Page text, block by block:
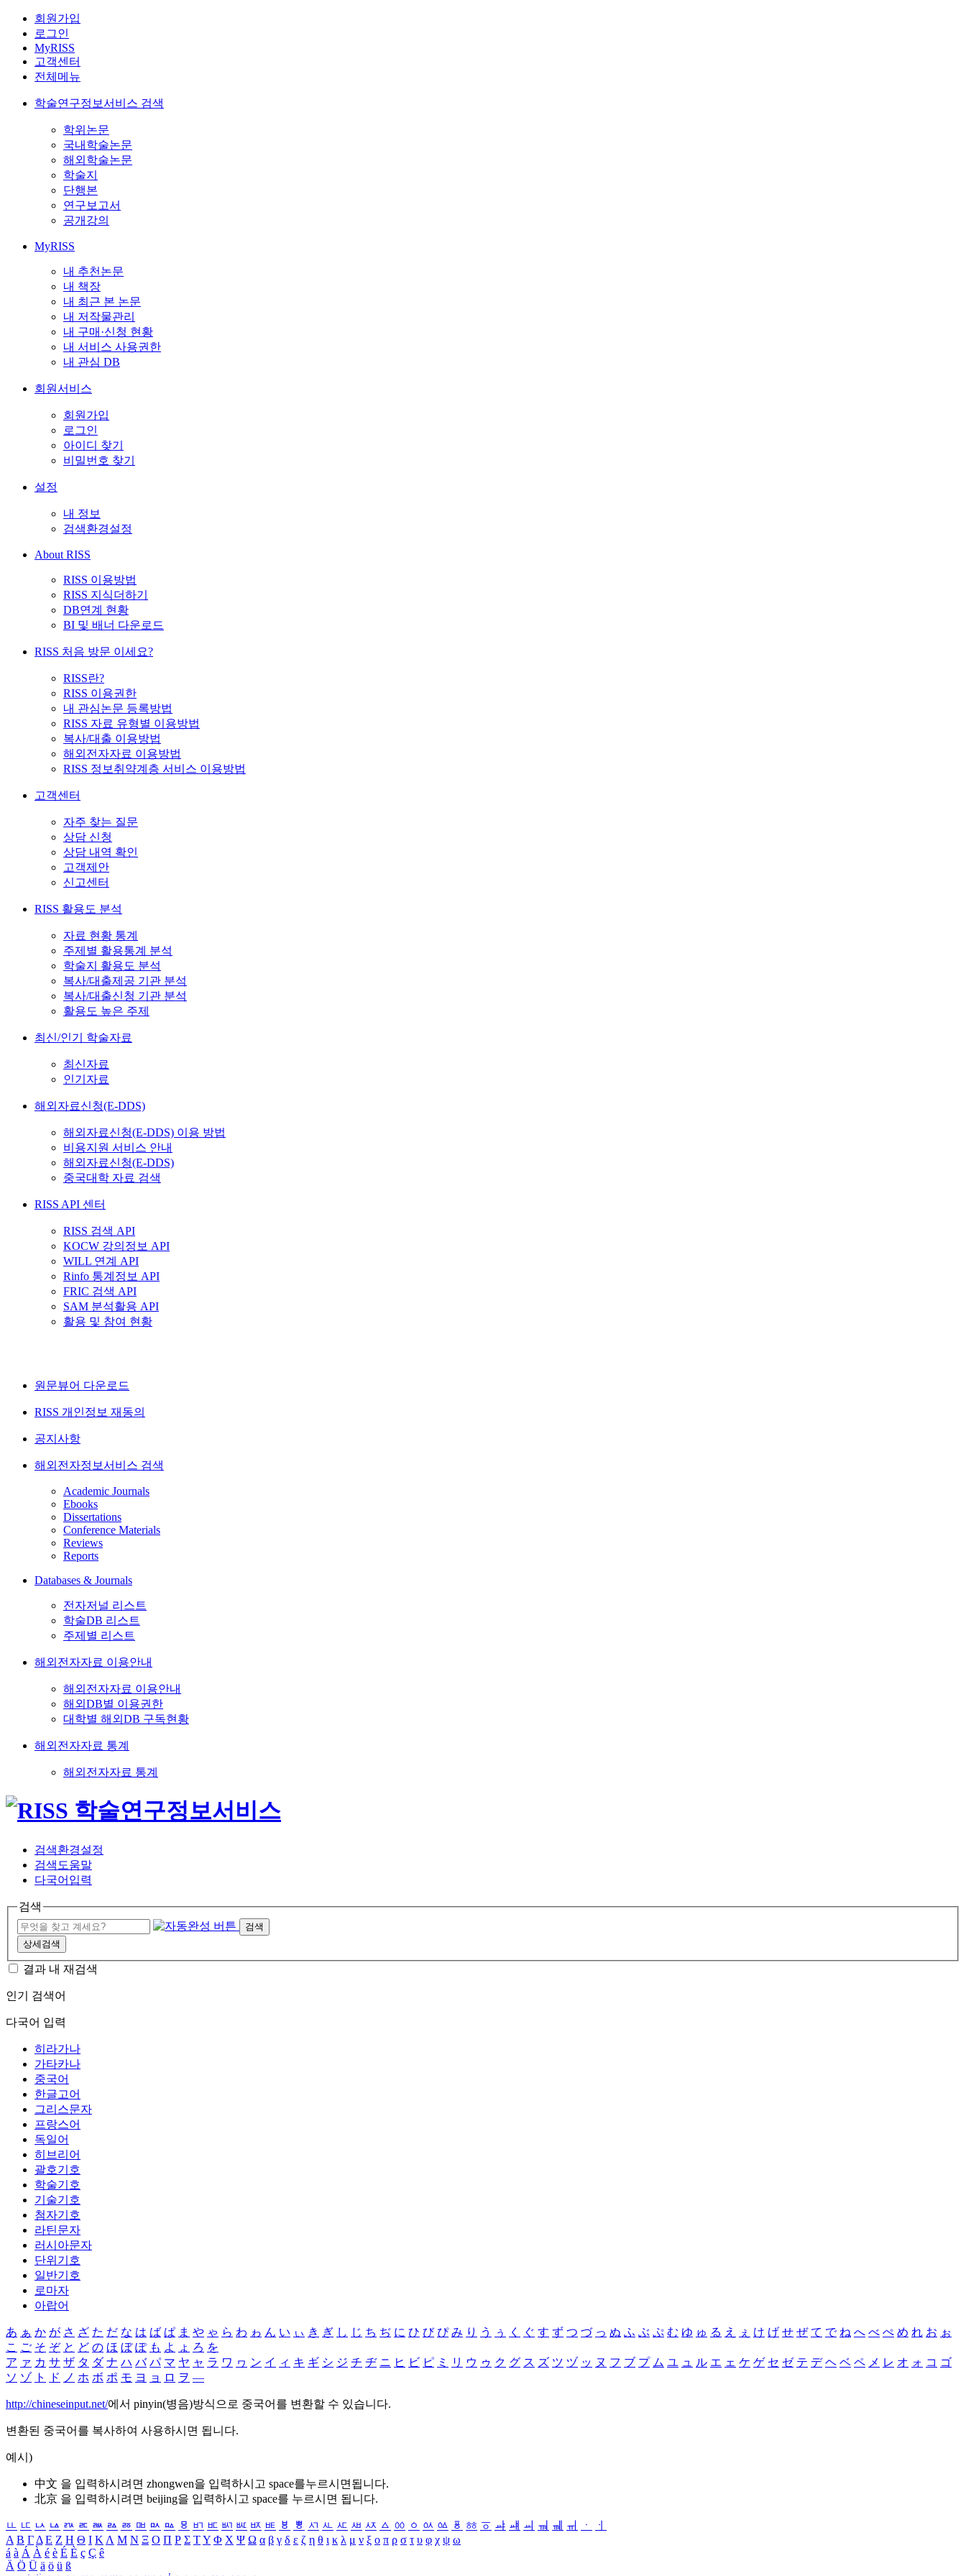
회원가입
로그인
MyRISS
고객센터
전체메뉴
학술연구정보서비스 검색
학위논문
국내학술논문
해외학술논문
학술지
단행본
연구보고서
공개강의
MyRISS
내 추천논문
내 책장
내 최근 본 논문
내 저작물관리
내 구매·신청 현황
내 서비스 사용권한
내 관심 DB
회원서비스
회원가입
로그인
아이디 찾기
비밀번호 찾기
설정
내 정보
검색환경설정
About RISS
RISS 이용방법
RISS 지식더하기
DB연계 현황
BI 및 배너 다운로드
RISS 처음 방문 이세요?
RISS란?
RISS 이용권한
내 관심논문 등록방법
RISS 자료 유형별 이용방법
복사/대출 이용방법
해외전자자료 이용방법
RISS 정보취약계층 서비스 이용방법
고객센터
자주 찾는 질문
상담 신청
상담 내역 확인
고객제안
신고센터
RISS 활용도 분석
자료 현황 통계
주제별 활용통계 분석
학술지 활용도 분석
복사/대출제공 기관 분석
복사/대출신청 기관 분석
활용도 높은 주제
최신/인기 학술자료
최신자료
인기자료
해외자료신청(E-DDS)
해외자료신청(E-DDS) 이용 방법
비용지원 서비스 안내
해외자료신청(E-DDS)
중국대학 자료 검색
RISS API 센터
RISS 검색 API
KOCW 강의정보 API
WILL 연계 API
Rinfo 통계정보 API
FRIC 검색 API
SAM 분석활용 API
활용 및 참여 현황
원문뷰어 다운로드
RISS 개인정보 재동의
공지사항
해외전자정보서비스 검색
Academic Journals
Ebooks
Dissertations
Conference Materials
Reviews
Reports
Databases & Journals
전자저널 리스트
학술DB 리스트
주제별 리스트
해외전자자료 이용안내
해외전자자료 이용안내
해외DB별 이용권한
대학별 해외DB 구독현황
해외전자자료 통계
해외전자자료 통계
검색환경설정
검색도움말
다국어입력
검색
검색
상세검색
결과 내 재검색
인기 검색어
다국어 입력
히라가나
가타카나
중국어
한글고어
그리스문자
프랑스어
독일어
히브리어
괄호기호
학술기호
기술기호
첨자기호
라틴문자
러시아문자
단위기호
일반기호
로마자
아랍어
あ ぁ か が さ ざ た だ な は ば ぱ ま や ゃ ら わ ゎ ん い ぃ き ぎ し じ ち ぢ に ひ び ぴ み り う ぅ く ぐ す ず つ づ っ ぬ ふ ぶ ぷ む ゆ ゅ る え ぇ け げ せ ぜ て で ね へ べ ぺ め れ お ぉ
こ ご そ ぞ と ど の ほ ぼ ぽ も よ ょ ろ を
ア ァ カ サ ザ タ ダ ナ ハ バ パ マ ヤ ャ ラ ワ ヮ ン イ ィ キ ギ シ ジ チ ヂ ニ ヒ ビ ピ ミ リ ウ ゥ ク グ ス ズ ツ ヅ ッ ヌ フ ブ プ ム ユ ュ ル エ ェ ケ ゲ セ ゼ テ デ ヘ ベ ペ メ レ オ ォ コ ゴ
ソ ゾ ト ド ノ ホ ボ ポ モ ヨ ョ ロ ヲ ―
http://chineseinput.net/에서 pinyin(병음)방식으로 중국어를 변환할 수 있습니다.
변환된 중국어를 복사하여 사용하시면 됩니다.
예시)
中文 을 입력하시려면 zhongwen을 입력하시고 space를누르시면됩니다.
北京 을 입력하시려면 beijing을 입력하시고 space를 누르시면 됩니다.
ㅥ ㅦ ㅧ ㅨ ㅩ ㅪ ㅫ ㅬ ㅭ ㅮ ㅯ ㅰ ㅱ ㅲ ㅳ ㅴ ㅵ ㅶ ㅷ ㅸ ㅹ ㅺ ㅻ ㅼ ㅽ ㅾ ㅿ ㆀ ㆁ ㆂ ㆃ ㆄ ㆅ ㆆ ㆇ ㆈ ㆉ ㆊ ㆋ ㆌ ㆍ
ㆎ
Α Β ΓΔ Ε Ζ Η Θ Ι ΚΛ Μ Ν Ξ Ο Π Ρ Σ ΤΥ Φ Χ Ψ Ω α β γ δ ε ζ η θ ι κ λ μ ν ξ ο π ρ σ τ υ φ χ ψ ω
á à Á À é è É È ç Ç ê
Ä Ö Ü ä ö ü ß